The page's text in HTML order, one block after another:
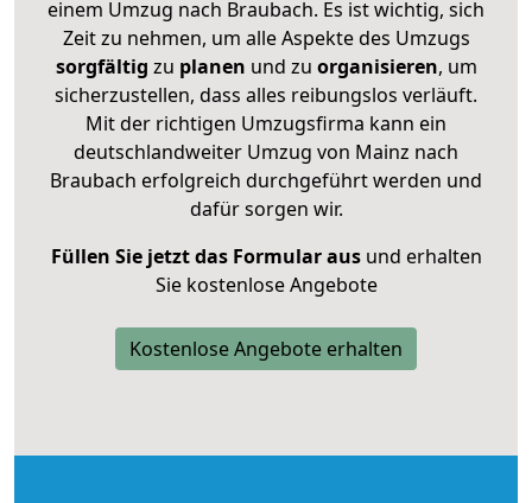
einem Umzug nach Braubach. Es ist wichtig, sich
Zeit zu nehmen, um alle Aspekte des Umzugs
sorgfältig zu planen und zu organisieren, um
sicherzustellen, dass alles reibungslos verläuft.
Mit der richtigen Umzugsfirma kann ein
deutschlandweiter Umzug von Mainz nach
Braubach erfolgreich durchgeführt werden und
dafür sorgen wir.
Füllen Sie jetzt das Formular ausund erhalten
Sie kostenlose Angebote
Kostenlose Angebote erhalten